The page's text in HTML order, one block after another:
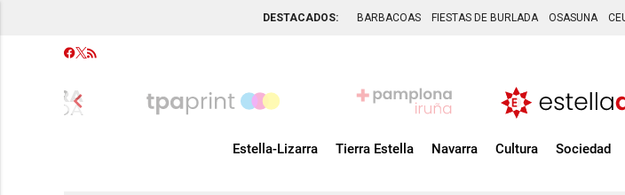
DESTACADOS: BARBACOAS FIESTAS DE BURLADA OSASUNA
chevron_left
Estella-Lizarra Tierra Estella Navarra Cultura Sociedad